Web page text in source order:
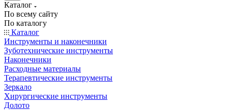
Каталог
По всему сайту
По каталогу
Каталог
Инструменты и наконечники
Зуботехнические инструменты
Наконечники
Расходные материалы
Терапевтические инструменты
Зеркало
Хирургические инструменты
Долото